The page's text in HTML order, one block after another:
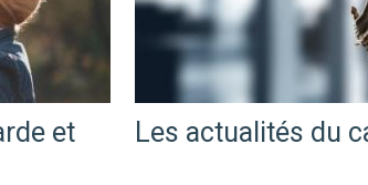
et
Les actualités du